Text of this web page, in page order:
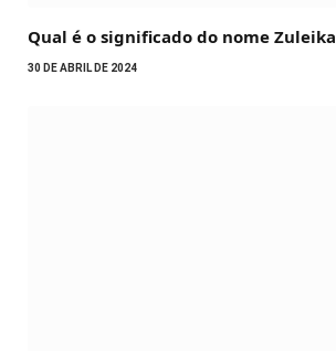
Qual é o significado do nome Zuleika
30 DE ABRIL DE 2024